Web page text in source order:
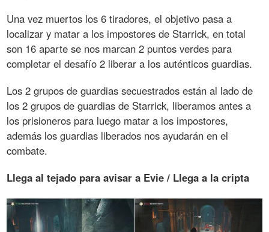
Una vez muertos los 6 tiradores, el objetivo pasa a
localizar y matar a los impostores de Starrick, en total
son 16 aparte se nos marcan 2 puntos verdes para
completar el desafío 2 liberar a los auténticos guardias.
Los 2 grupos de guardias secuestrados están al lado de
los 2 grupos de guardias de Starrick, liberamos antes a
los prisioneros para luego matar a los impostores,
además los guardias liberados nos ayudarán en el
combate.
Llega al tejado para avisar a Evie / Llega a la cripta